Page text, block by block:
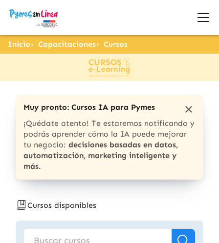
Inicio Capacitaciones Cursos
Muy pronto: Cursos IA para Pymes
¡Quédate atento! Te estaremos notificando y
podrás aprender cómo la IA puede mejorar
tu negocio: decisiones basadas en datos,
automatización, marketing inteligente y
más.
Cursos disponibles